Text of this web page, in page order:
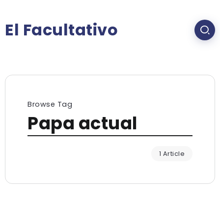
El Facultativo
Browse Tag
Papa actual
1 Article